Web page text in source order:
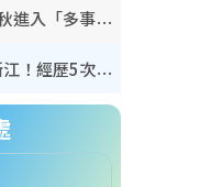
立秋2026｜8月7日立秋進入「多事之秋」 3件事唔做得！專家教6招開運 清枱頭／銀包納氣接好運
颱風白海豚料周日襲浙江！經歷5次「眼牆置換」極罕見 成登陸內地最長途颱風